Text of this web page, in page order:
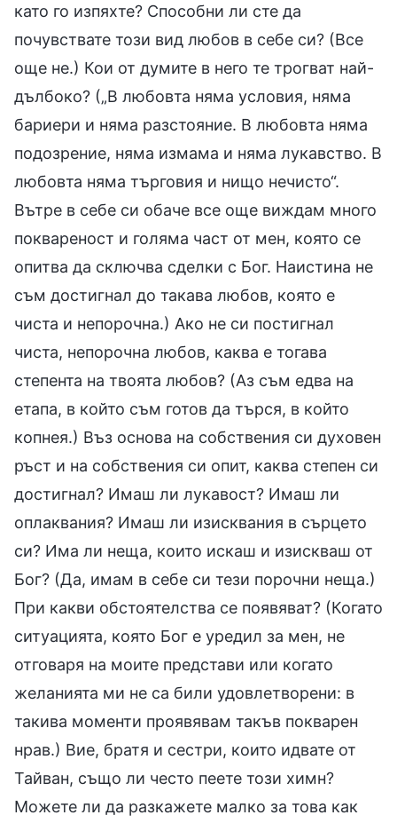
като го изпяхте? Способни ли сте да
почувствате този вид любов в себе си? (Все
още не.) Кои от думите в него те трогват най-
дълбоко? („В любовта няма условия, няма
бариери и няма разстояние. В любовта няма
подозрение, няма измама и няма лукавство. В
любовта няма търговия и нищо нечисто“.
Вътре в себе си обаче все още виждам много
поквареност и голяма част от мен, която се
опитва да сключва сделки с Бог. Наистина не
съм достигнал до такава любов, която е
чиста и непорочна.) Ако не си постигнал
чиста, непорочна любов, каква е тогава
степента на твоята любов? (Аз съм едва на
етапа, в който съм готов да търся, в който
копнея.) Въз основа на собствения си духовен
ръст и на собствения си опит, каква степен си
достигнал? Имаш ли лукавост? Имаш ли
оплаквания? Имаш ли изисквания в сърцето
си? Има ли неща, които искаш и изискваш от
Бог? (Да, имам в себе си тези порочни неща.)
При какви обстоятелства се появяват? (Когато
ситуацията, която Бог е уредил за мен, не
отговаря на моите представи или когато
желанията ми не са били удовлетворени: в
такива моменти проявявам такъв покварен
нрав.) Вие, братя и сестри, които идвате от
Тайван, също ли често пеете този химн?
Можете ли да разкажете малко за това как